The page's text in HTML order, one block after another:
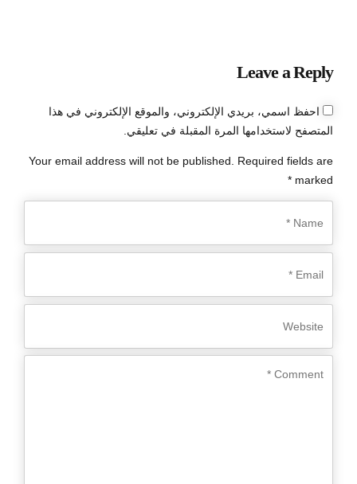
Leave a Reply
Your email address will not be published. Required fields are
marked *
احفظ اسمي، بريدي الإلكتروني، والموقع الإلكتروني في هذا
المتصفح لاستخدامها المرة المقبلة في تعليقي.